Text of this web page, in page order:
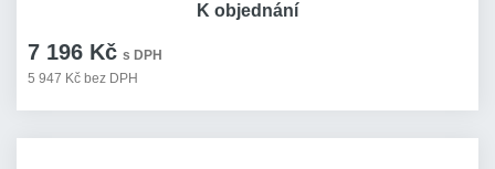
7 196 Kč s DPH
5 947 Kč bez DPH
K objednání